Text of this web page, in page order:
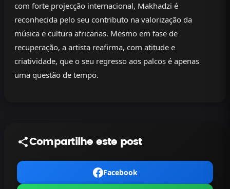
com forte projecção internacional, Makhadzi é
reconhecida pelo seu contributo na valorização da
música e cultura africanas. Mesmo em fase de
recuperação, a artista reafirma, com atitude e
criatividade, que o seu regresso aos palcos é apenas
uma questão de tempo.
Compartilhe este post
Facebook